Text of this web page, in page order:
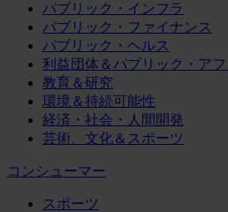
パブリック・インフラ
パブリック・ファイナンス
パブリック・ヘルス
利益団体＆パブリック・ア
教育＆研究
環境＆持続可能性
経済・社会・人間開発
芸術、文化＆スポーツ
コンシューマー
スポーツ